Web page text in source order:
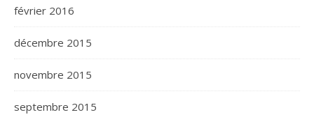
février 2016
décembre 2015
novembre 2015
septembre 2015